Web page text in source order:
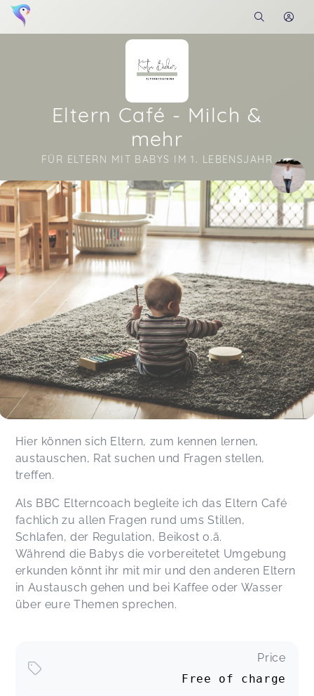
Eltern Café - Milch &
mehr
FÜR ELTERN MIT BABYS IM 1. LEBENSJAHR
Soon you will learn more about me here...
Hier können sich Eltern, zum kennen lernen,
austauschen, Rat suchen und Fragen stellen,
treffen.
Als BBC Elterncoach begleite ich das Eltern Café
fachlich zu allen Fragen rund ums Stillen,
Schlafen, der Regulation, Beikost o.ä.
Während die Babys die vorbereitetet Umgebung
erkunden könnt ihr mit mir und den anderen Eltern
in Austausch gehen und bei Kaffee oder Wasser
über eure Themen sprechen.
Price
Free of charge